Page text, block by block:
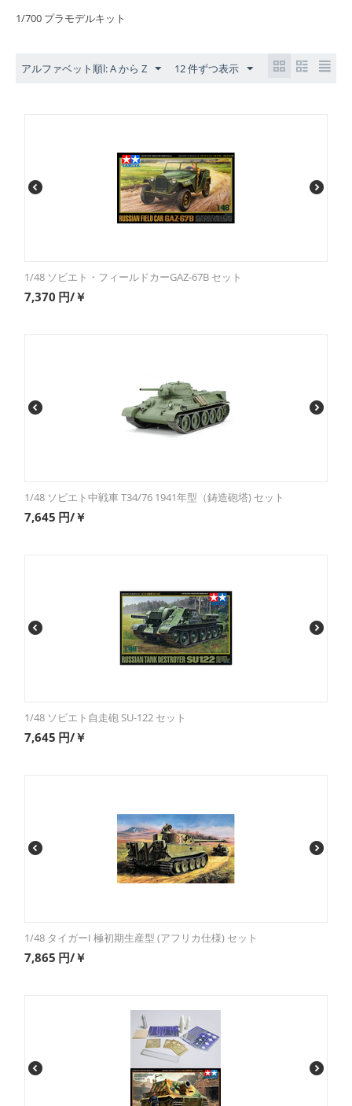
1/700 プラモデルキット
アルファベット順l: A から Z 12 件ずつ表示
1/48 ソビエト・フィールドカーGAZ-67B セット
7,370 円/￥
1/48 ソビエト中戦車 T34/76 1941年型（鋳造砲塔) セット
7,645 円/￥
1/48 ソビエト自走砲 SU-122 セット
7,645 円/￥
1/48 タイガーI 極初期生産型 (アフリカ仕様) セット
7,865 円/￥